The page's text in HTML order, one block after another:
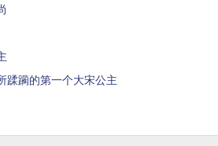
蹂躏的第一个大宋公主